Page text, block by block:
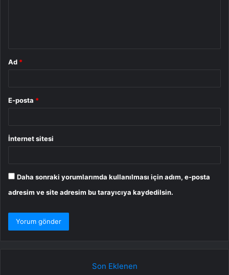
Ad *
E-posta *
İnternet sitesi
Daha sonraki yorumlarımda kullanılması için adım, e-posta
adresim ve site adresim bu tarayıcıya kaydedilsin.
Son Eklenen